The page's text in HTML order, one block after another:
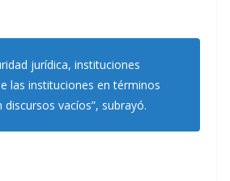
jurídica, instituciones
las instituciones en términos
vacíos”, subrayó.